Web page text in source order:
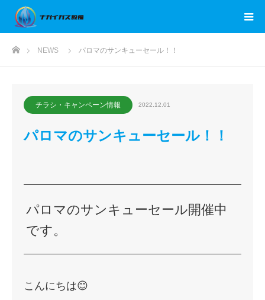
ホームNEWS パロマのサンキューセール！！
チラシ・キャンペーン情報 2022.12.01
パロマのサンキューセール！！
パロマのサンキューセール開催中
です。
こんにちは😊